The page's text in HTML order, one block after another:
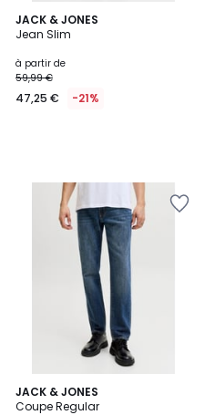
JACK & JONES
Jean Slim
à partir de
59,99 €
47,25 € -21%
JACK & JONES
Coupe Regular